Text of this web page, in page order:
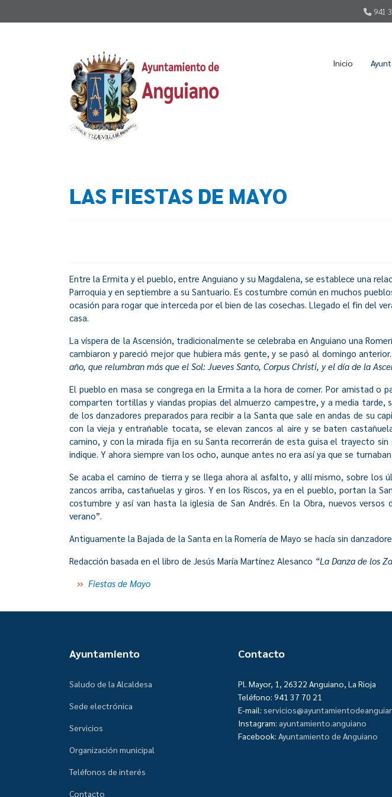
941
Inicio
LAS FIESTAS DE MAYO
Entre la Ermita y el pueblo, entre Anguiano y su Magdalena, se establece una
Parroquia y en septiembre a su Santuario. Es costumbre común en muchos
ocasión para rogar que interceda por el bien de las cosechas. Llegado el fin del
casa.
La víspera de la Ascensión, tradicionalmente se celebraba en Anguiano una
cambiaron y pareció mejor que hubiera más gente, y se pasó al domingo
año, que relumbran más que el Sol: Jueves Santo, Corpus Christi, y el día de la
El pueblo en masa se congrega en la Ermita a la hora de comer. Por amistad o
comparten tortillas y viandas propias del almuerzo campestre, y a media tarde,
de los danzadores preparados para recibir a la Santa que sale en andas de su
con la vieja y entrañable tocata, se elevan zancos al aire y se baten
camino, y con la mirada fija en su Santa recorrerán de esta guisa el trayecto
indique. Y ahora siempre van los ocho, aunque antes no era así ya que se
Se acaba el camino de tierra y se llega ahora al asfalto, y allí mismo, sobre
zancos arriba, castañuelas y giros. Y en los Riscos, ya en el pueblo, portan la
costumbre y así van hasta la iglesia de San Andrés. En la Obra, nuevos
verano”.
Antiguamente la Bajada de la Santa en la Romería de Mayo se hacía sin
Redacción basada en el libro de Jesús María Martínez Alesanco “La Danza de los
Fiestas de Mayo
Ayuntamiento
Saludo de la Alcaldesa
Sede electrónica
Servicios
Organización municipal
Teléfonos de interés
Contacto
Contacto
Pl. Mayor, 1, 26322 Anguiano, La Rioja
Teléfono: 941 37 70 21
E-mail:
Instagram: ayuntamiento.anguiano
Facebook: Ayuntamiento de Anguiano